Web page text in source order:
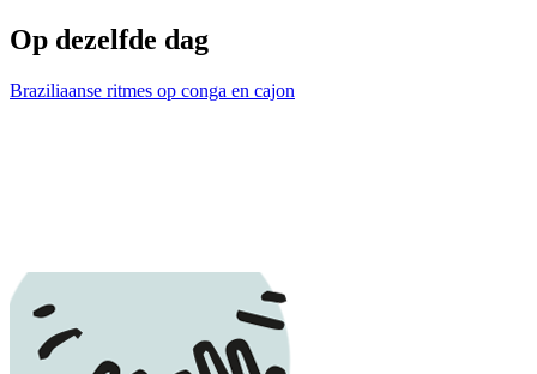
Op dezelfde dag
Braziliaanse ritmes op conga en cajon